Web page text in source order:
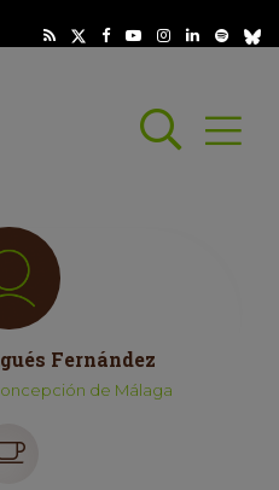
Abrir
Fernández
de Málaga